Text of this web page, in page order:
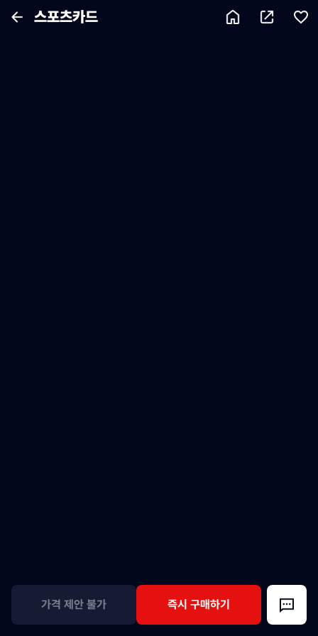
스포츠카드
가격 제안 불가 즉시 구매하기